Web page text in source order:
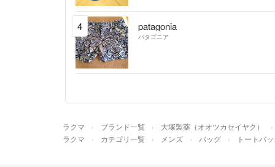
4 patagonia
パタゴニア
ラクマ ブランド一覧
大塚製薬（オオツカセイヤク）
ラクマ
カテゴリ一覧 メンズ バッグ トートバ